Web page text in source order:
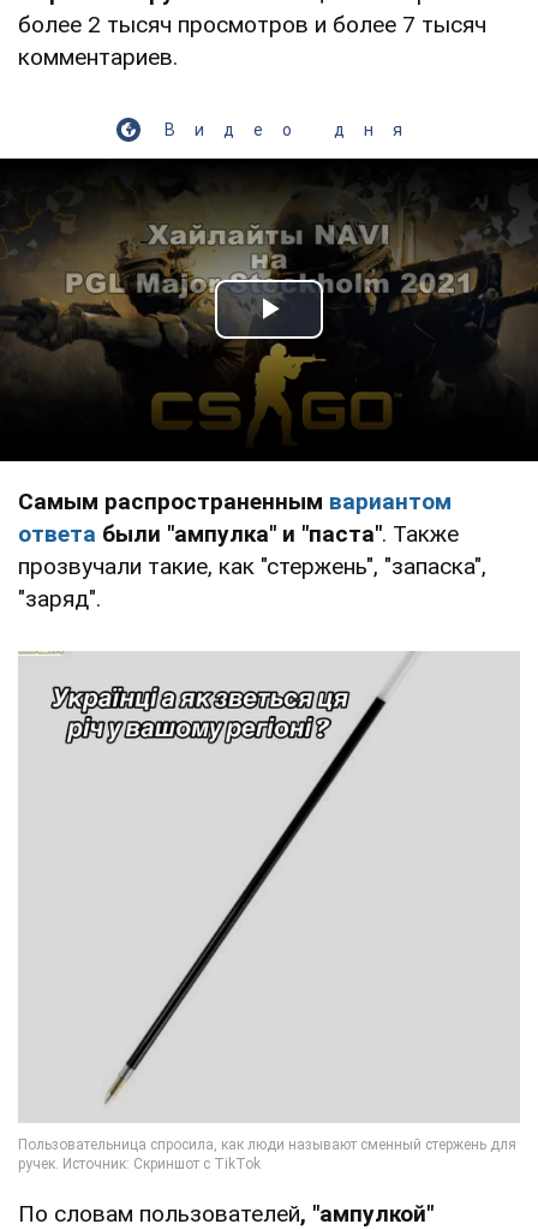
более 2 тысяч просмотров и более 7 тысяч
комментариев.
Видео дня
Play Video
Самым распространенным вариантом
ответа были "ампулка" и "паста". Также
прозвучали такие, как "стержень", "запаска",
"заряд".
По словам пользователей, "ампулкой"